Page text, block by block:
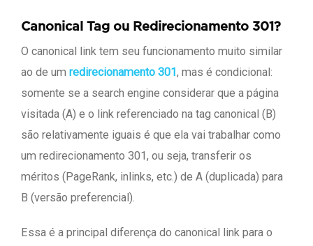
Canonical Tag ou Redirecionamento 301?
O canonical link tem seu funcionamento muito similar
ao de um redirecionamento 301, mas é condicional:
somente se a search engine considerar que a página
visitada (A) e o link referenciado na tag canonical (B)
são relativamente iguais é que ela vai trabalhar como
um redirecionamento 301, ou seja, transferir os
méritos (PageRank, inlinks, etc.) de A (duplicada) para
B (versão preferencial).
Essa é a principal diferença do canonical link para o